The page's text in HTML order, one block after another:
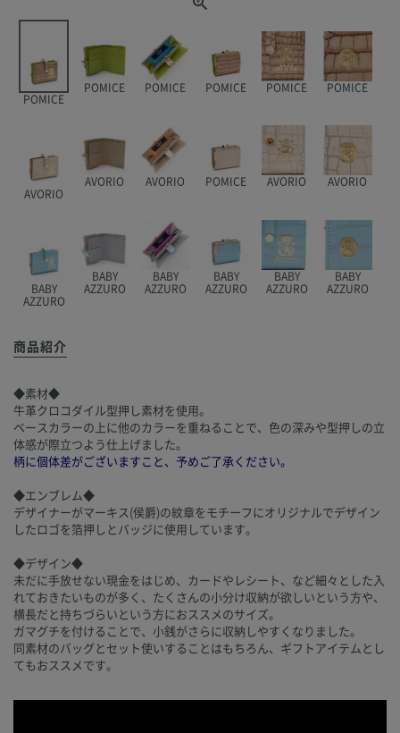
POMICE
POMICE POMICE POMICE POMICE POMICE
AVORIO
AVORIO AVORIO POMICE AVORIO AVORIO
BABY
AZZURO
BABY
AZZURO
BABY
AZZURO
BABY
AZZURO
BABY
AZZURO
BABY
AZZURO
商品紹介
◆素材◆
牛革クロコダイル型押し素材を使用。
ベースカラーの上に他のカラーを重ねることで、色の深みや型押しの立
体感が際立つよう仕上げました。
柄に個体差がございますこと、予めご了承ください。
◆エンブレム◆
デザイナーがマーキス(侯爵)の紋章をモチーフにオリジナルでデザイン
したロゴを箔押しとバッジに使用しています。
◆デザイン◆
未だに手放せない現金をはじめ、カードやレシート、など細々とした入
れておきたいものが多く、たくさんの小分け収納が欲しいという方や、
横長だと持ちづらいという方におススメのサイズ。
ガマグチを付けることで、小銭がさらに収納しやすくなりました。
同素材のバッグとセット使いすることはもちろん、ギフトアイテムとし
てもおススメです。